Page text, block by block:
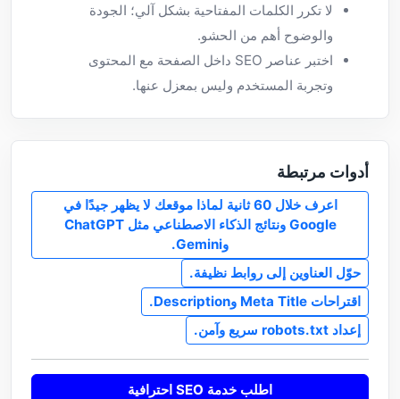
لا تكرر الكلمات المفتاحية بشكل آلي؛ الجودة
والوضوح أهم من الحشو.
اختبر عناصر SEO داخل الصفحة مع المحتوى
وتجربة المستخدم وليس بمعزل عنها.
أدوات مرتبطة
اعرف خلال 60 ثانية لماذا موقعك لا يظهر جيدًا في
Google ونتائج الذكاء الاصطناعي مثل ChatGPT
وGemini.
حوّل العناوين إلى روابط نظيفة.
اقتراحات Meta Title وDescription.
إعداد robots.txt سريع وآمن.
اطلب خدمة SEO احترافية